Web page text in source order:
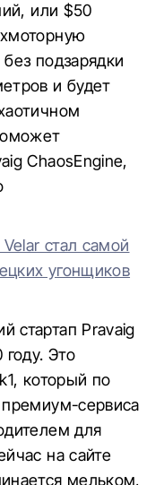
или $50
подзарядки
и будет
ChaosEngine,
стал самой
угонщиков
стартап Pravaig
году. Это
который по
сервиса
для
на сайте
мельком,